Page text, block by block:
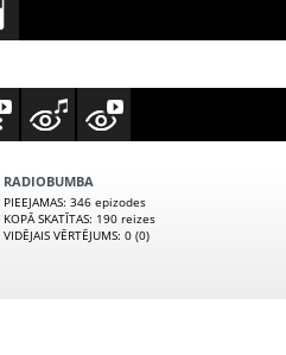
RADIOBUMBA
PIEEJAMAS: 346 epizodes
KOPĀ SKATĪTAS: 190 reizes
VIDĒJAIS VĒRTĒJUMS: 0 (0)